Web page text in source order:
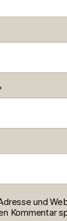
und
Kommentar